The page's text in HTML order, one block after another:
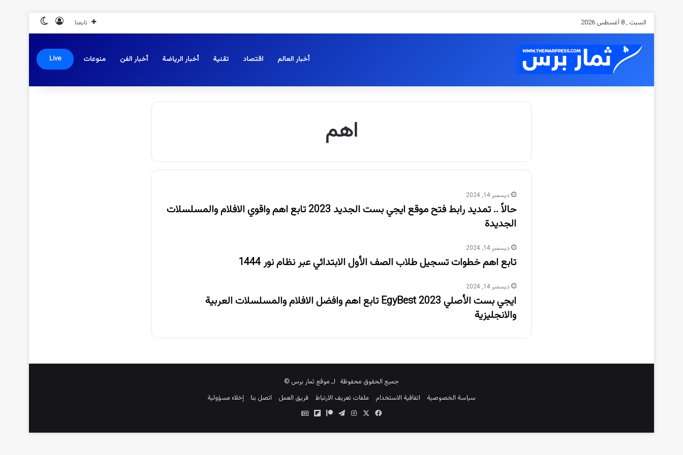
السبت , 8 أغسطس 2026 تابعنا تسجيل الدخول
أخبار العالم اقتصاد تقنية أخبار الرياضة أخبار الفن منوعات Live
اهم
ديسمبر 14, 2024
حالاً .. تمديد رابط فتح موقع ايجي بست الجديد 2023 تابع اهم واقوي الافلام والمسلسلات
الجديدة
ديسمبر 14, 2024
تابع اهم خطوات تسجيل طلاب الصف الأول الابتدائي عبر نظام نور 1444
ديسمبر 14, 2024
ايجي بست الأصلي 2023 EgyBest تابع اهم وافضل الافلام والمسلسلات العربية
والانجليزية
جميع الحقوق محفوظة لـ موقع ثمار برس ©
سياسة الخصوصية
اتفاقية الاستخدام ملفات تعريف الارتباط فريق العمل اتصل بنا
إخلاء مسؤولية
فيسبوك
انستقرام
تيلقرام ‫Patreon
Flipboard